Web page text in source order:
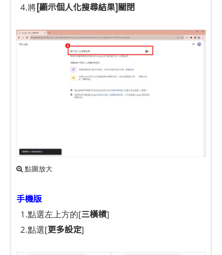
4.將[顯示個人化搜尋結果]關閉
點圖放大
手機版
1.點選左上方的[三橫槓]
2.點選[更多設定]